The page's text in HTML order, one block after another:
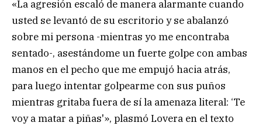
«La agresión escaló de manera alarmante cuando
usted se levantó de su escritorio y se abalanzó
sobre mi persona -mientras yo me encontraba
sentado-, asestándome un fuerte golpe con ambas
manos en el pecho que me empujó hacia atrás,
para luego intentar golpearme con sus puños
mientras gritaba fuera de sí la amenaza literal: ‘Te
voy a matar a piñas'», plasmó Lovera en el texto